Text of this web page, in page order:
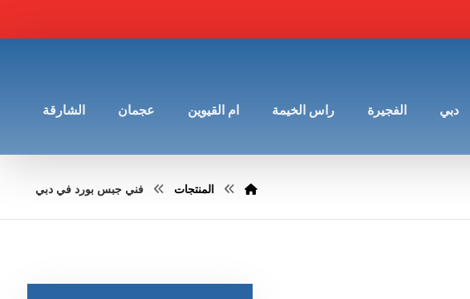
دبي الفجيرة راس الخيمة ام القيوين عجمان الشارقة
المنتجات فني جبس بورد في دبي